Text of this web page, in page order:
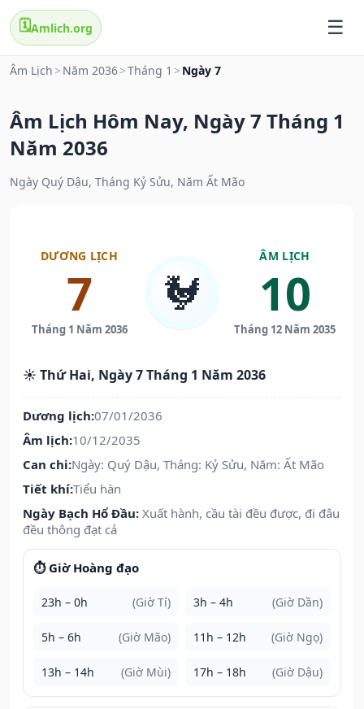
🗓️Amlich.org
Âm Lịch > Năm 2036>Tháng 1 > Ngày 7
Âm Lịch Hôm Nay, Ngày 7 Tháng 1
Năm 2036
Ngày Quý Dậu, Tháng Kỷ Sửu, Năm Ất Mão
DƯƠNG LỊCH
7
Tháng 1 Năm 2036
🐓
ÂM LỊCH
10
Tháng 12 Năm 2035
☀️ Thứ Hai, Ngày 7 Tháng 1 Năm 2036
Dương lịch:07/01/2036
Âm lịch:10/12/2035
Can chi:Ngày: Quý Dậu, Tháng: Kỷ Sửu, Năm: Ất Mão
Tiết khí:Tiểu hàn
Ngày Bạch Hổ Đầu: Xuất hành, cầu tài đều được, đi đâu
đều thông đạt cả
⏱️ Giờ Hoàng đạo
23h – 0h (Giờ Tí) 3h – 4h (Giờ Dần)
5h – 6h (Giờ Mão) 11h – 12h (Giờ Ngọ)
13h – 14h (Giờ Mùi) 17h – 18h (Giờ Dậu)